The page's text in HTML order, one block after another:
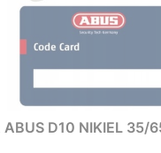
D10 NIKIEL 35/